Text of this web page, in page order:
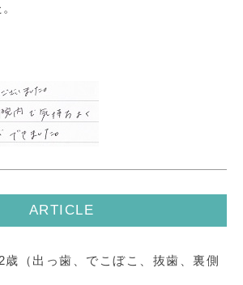
ARTICLE
（出っ歯、でこぼこ、抜歯、裏側